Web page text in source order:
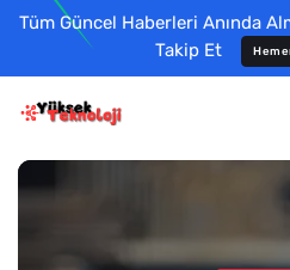
Tüm Güncel Haberleri Anında
Takip Et